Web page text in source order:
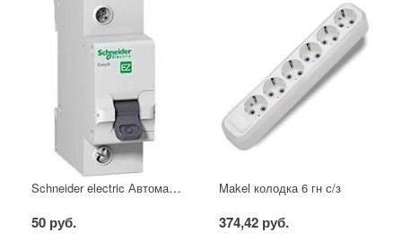
Schneider electric Автоматический выключатель 1/40А
50 руб.
Makel колодка 6 гн с/з
374,42 руб.